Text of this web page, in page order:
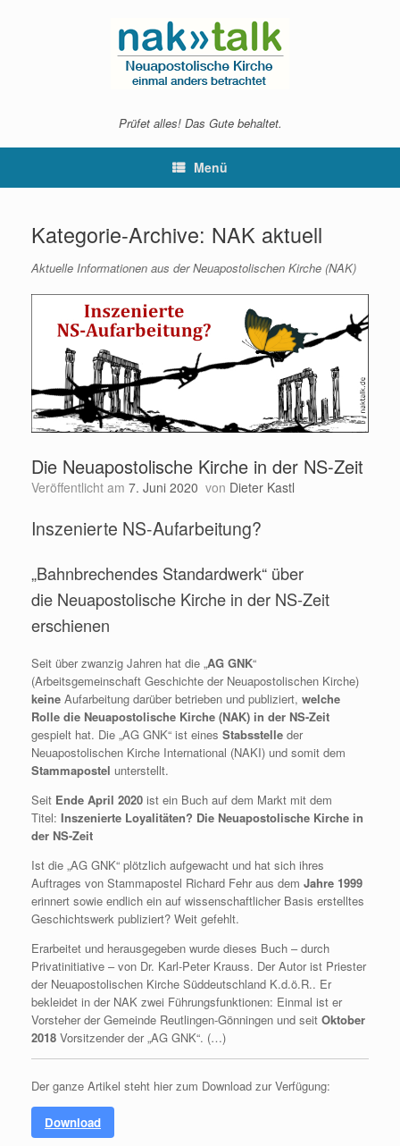
Prüfet alles! Das Gute behaltet.
Menü
Kategorie-Archive: NAK aktuell
Aktuelle Informationen aus der Neuapostolischen Kirche (NAK)
Die Neuapostolische Kirche in der NS-Zeit
Veröffentlicht am 7. Juni 2020 von Dieter Kastl
Inszenierte NS-Aufarbeitung?
„Bahnbrechendes Standardwerk“ über
die Neuapostolische Kirche in der NS-Zeit
erschienen
Seit über zwanzig Jahren hat die „AG GNK“
(Arbeitsgemeinschaft Geschichte der Neuapostolischen Kirche)
keine Aufarbeitung darüber betrieben und publiziert, welche
Rolle die Neuapostolische Kirche (NAK) in der NS-Zeit
gespielt hat. Die „AG GNK“ ist eines Stabsstelle der
Neuapostolischen Kirche International (NAKI) und somit dem
Stammapostel unterstellt.
Seit Ende April 2020 ist ein Buch auf dem Markt mit dem
Titel: Inszenierte Loyalitäten? Die Neuapostolische Kirche in
der NS-Zeit
Ist die „AG GNK“ plötzlich aufgewacht und hat sich ihres
Auftrages von Stammapostel Richard Fehr aus dem Jahre 1999
erinnert sowie endlich ein auf wissenschaftlicher Basis erstelltes
Geschichtswerk publiziert? Weit gefehlt.
Erarbeitet und herausgegeben wurde dieses Buch – durch
Privatinitiative – von Dr. Karl-Peter Krauss. Der Autor ist Priester
der Neuapostolischen Kirche Süddeutschland K.d.ö.R.. Er
bekleidet in der NAK zwei Führungsfunktionen: Einmal ist er
Vorsteher der Gemeinde Reutlingen-Gönningen und seit Oktober
2018 Vorsitzender der „AG GNK“. (…)
Der ganze Artikel steht hier zum Download zur Verfügung:
Download